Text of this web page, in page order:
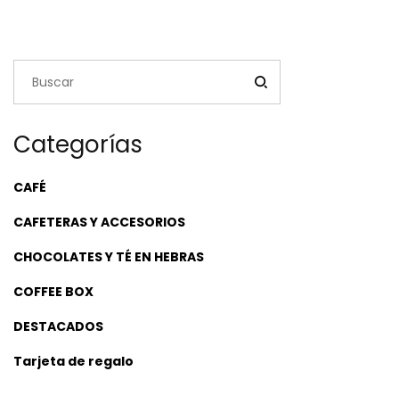
Categorías
CAFÉ
CAFETERAS Y ACCESORIOS
CHOCOLATES Y TÉ EN HEBRAS
COFFEE BOX
DESTACADOS
Tarjeta de regalo